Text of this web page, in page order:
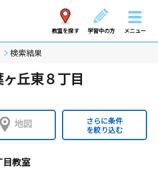
教室を探す 学習中の方 メニュー
検索結果
丘東８丁目
地図
さらに条件
を絞り込む
目教室